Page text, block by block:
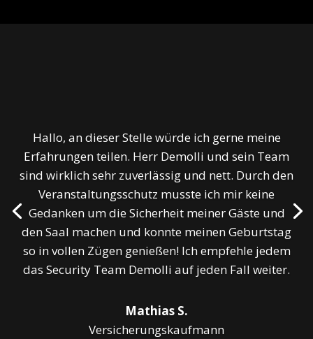
Hallo, an dieser Stelle würde ich gerne meine
Erfahrungen teilen. Herr Demolli und sein Team
sind wirklich sehr zuverlässig und nett. Durch den
Veranstaltungsschutz musste ich mir keine
Gedanken um die Sicherheit meiner Gäste und
den Saal machen und konnte meinen Geburtstag
so in vollen Zügen genießen! Ich empfehle jedem
das Security Team Demolli auf jeden Fall weiter.
Mathias S.
Versicherungskaufmann